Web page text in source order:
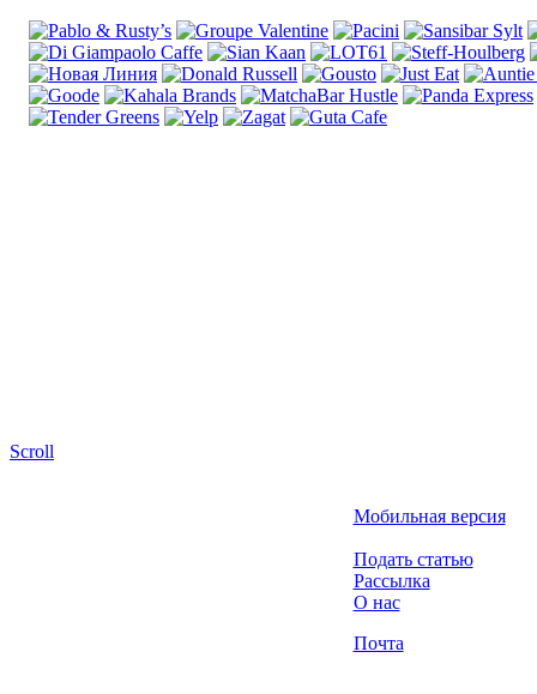
Scroll
Мобильная версия
Подать статью
Рассылка
О нас
Почта